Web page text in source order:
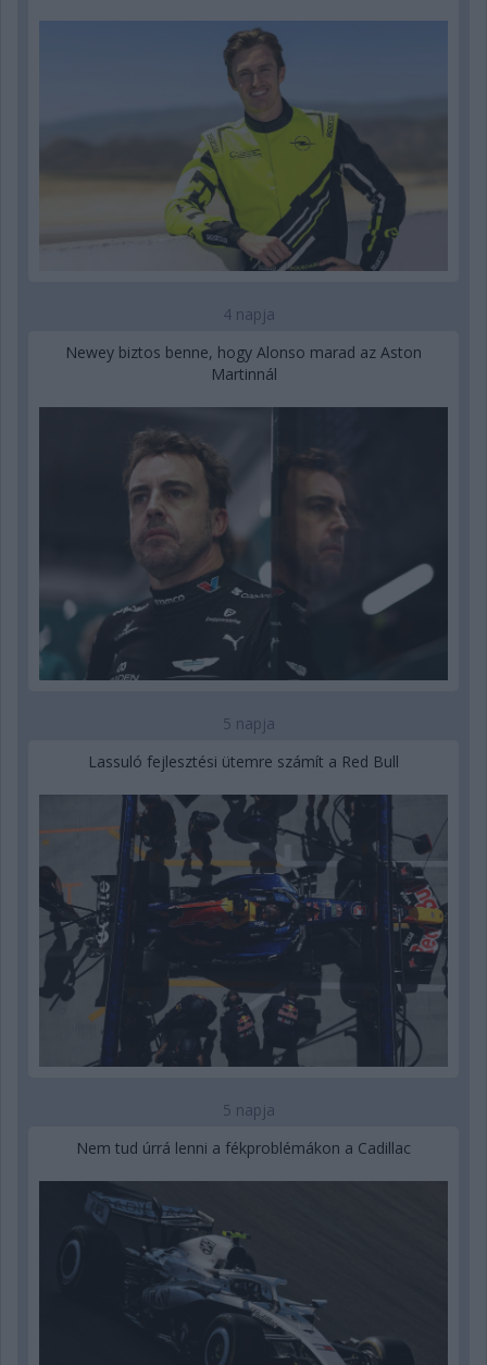
4 napja
Newey biztos benne, hogy Alonso marad az Aston
Martinnál
5 napja
Lassuló fejlesztési ütemre számít a Red Bull
5 napja
Nem tud úrrá lenni a fékproblémákon a Cadillac